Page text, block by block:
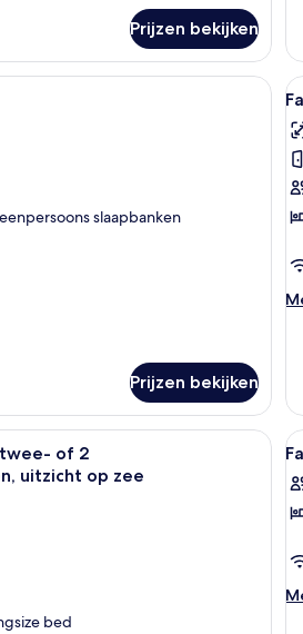
Prijzen bekijken
1
of
een boekenkast en een hoofdbord met
Een hotelkamer met een groot bed,
slaapbanken
Prijzen bekijken
lamp en uitzicht op de omgeving.
Een hotelkamer met twee bedden,
twee- of 2
uitzicht op zee
bed